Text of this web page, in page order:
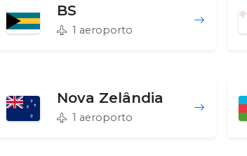
BS
1 aeroporto
Nova Zelândia
1 aeroporto